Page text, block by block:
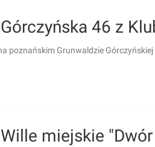
46 z
poznańskim Grunwaldzie
miejskie